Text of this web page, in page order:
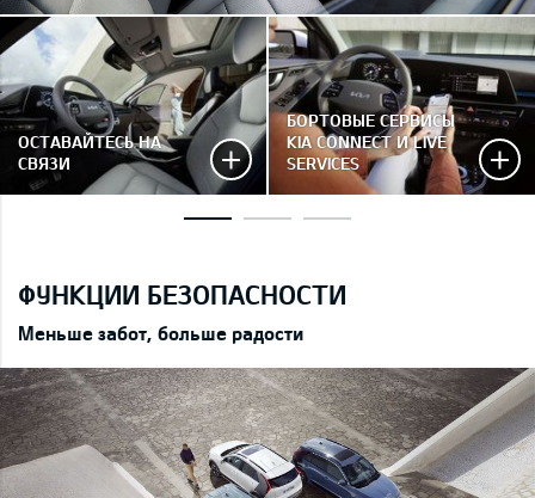
ОСТАВАЙТЕСЬ НА
СВЯЗИ
БОРТОВЫЕ СЕРВИСЫ
KIA CONNECT И LIVE
SERVICES
ФУНКЦИИ БЕЗОПАСНОСТИ
Меньше забот, больше радости